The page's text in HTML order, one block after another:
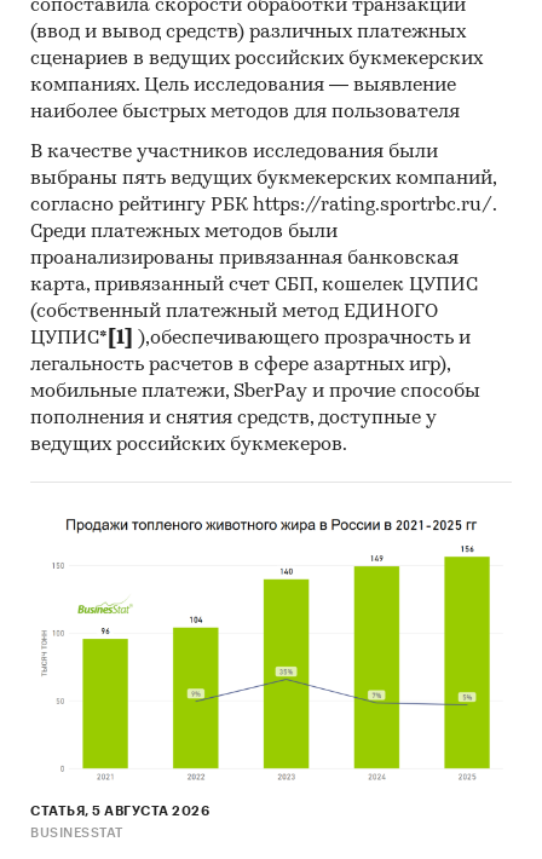
Выявление направлений для улучшения
сервиса
Оценка факторов инвестиционной
привлекательности рынка
Составление прогноза количества
потребителей услуг VR клубов в России на 5
лет
Основные блоки исследования:
Обзор рынка услуг VR клубов
Результаты опроса потребителей услуг VR
клубов
Оценка факторов инвестиционной
привлекательности рынка услуг VR клубов
клубов на 5 лет
Выводы о перспективности рынка услуг VR
клубов
Методологические пояснения
Источники информации:
Официальные интернет-порталы правовой
информации
сопоставила скорости обработки транзакций
(ввод и вывод средств) различных платежных
сценариев в ведущих российских букмекерских
компаниях. Цель исследования — выявление
наиболее быстрых методов для пользователя
В качестве участников исследования были
выбраны пять ведущих букмекерских компаний,
согласно рейтингу РБК https://rating.sportrbc.ru/.
Среди платежных методов были
проанализированы привязанная банковская
карта, привязанный счет СБП, кошелек ЦУПИС
(собственный платежный метод ЕДИНОГО
ЦУПИС* [1]
),обеспечивающего прозрачность и
легальность расчетов в сфере азартных игр),
мобильные платежи, SberPay и прочие способы
пополнения и снятия средств, доступные у
ведущих российских букмекеров.
СТАТЬЯ, 5 АВГУСТА 2026
BUSINESSTAT